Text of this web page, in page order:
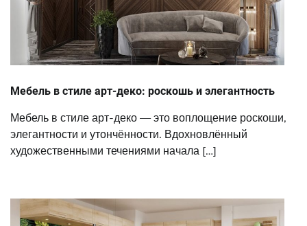
Мебель в стиле арт-деко: роскошь и элегантность
Мебель в стиле арт-деко — это воплощение роскоши,
элегантности и утончённости. Вдохновлённый
художественными течениями начала […]